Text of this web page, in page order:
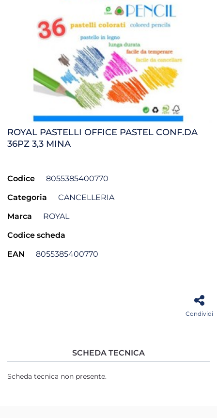
ROYAL PASTELLI OFFICE PASTEL CONF.DA
36PZ 3,3 MINA
Codice 8055385400770
Categoria CANCELLERIA
Marca ROYAL
Codice scheda
EAN 8055385400770
Condividi
SCHEDA TECNICA
Scheda tecnica non presente.